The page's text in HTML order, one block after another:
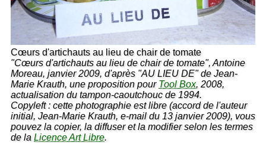
Cœurs d'artichauts au lieu de chair de tomate
"Cœurs d'artichauts au lieu de chair de tomate", Antoine
Moreau, janvier 2009, d'après "AU LIEU DE" de Jean-
Marie Krauth, une proposition pour Tool Box, 2008,
actualisation du tampon-caoutchouc de 1994.
Copyleft : cette photographie est libre (accord de l'auteur
initial, Jean-Marie Krauth, e-mail du 13 janvier 2009), vous
pouvez la copier, la diffuser et la modifier selon les termes
de laLicence Art Libre.